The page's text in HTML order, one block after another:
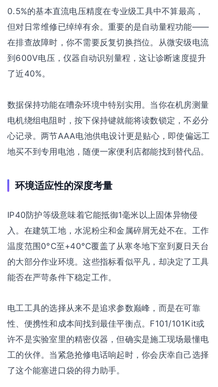
0.5%的基本直流电压精度在专业级工具中不算最高，
但对日常维修已绰绰有余。重要的是自动量程功能——
在排查故障时，你不需要反复切换挡位。从微安级电流
到600V电压，仪器自动识别量程，这让诊断速度提升
了近40%。
数据保持功能在嘈杂环境中特别实用。当你在机房测量
电机绕组电阻时，按下保持键就能将读数锁定，不必分
心记录。两节AAA电池供电设计更是贴心，即使偏远工
地买不到专用电池，随便一家便利店都能找到替代品。
环境适应性的深度考量
IP40防护等级意味着它能抵御1毫米以上固体异物侵
入。在建筑工地，水泥粉尘和金属碎屑无处不在。工作
温度范围0°C至+40°C覆盖了从寒冬地下室到夏日天台
的大部分作业环境。这些指标看似平凡，却决定了工具
能否在严苛条件下稳定工作。
电工工具的选择从来不是追求参数巅峰，而是在可靠
性、便携性和成本间找到最佳平衡点。F101/101Kit或
许不是实验室里的精密仪器，但确实是施工现场最懂电
工的伙伴。当紧急抢修电话响起时，你会庆幸自己选择
了这个能塞进口袋的得力助手。